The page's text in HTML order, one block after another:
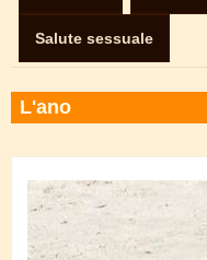
Salute sessuale
L'ano
ano_di_sabbia.jpg